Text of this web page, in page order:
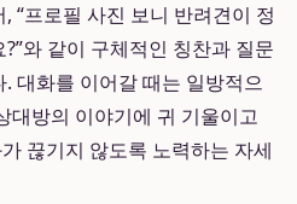
“프로필 사진 보니 반려견이 정
와 같이 구체적인 칭찬과 질문
대화를 이어갈 때는 일방적으
대방의 이야기에 귀 기울이고
끊기지 않도록 노력하는 자세